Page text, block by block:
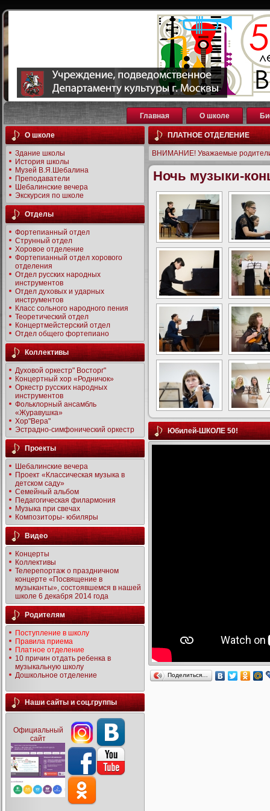
Главная О школе
О школе
Здание школы
История школы
Музей В.Я.Шебалина
Преподаватели
Шебалинские вечера
Экскурсия по школе
Отделы
Фортепианный отдел
Струнный отдел
Хоровое отделение
Фортепианный отдел хорового
отделения
Отдел русских народных
инструментов
Отдел духовых и ударных
инструментов
Класс сольного народного пения
Теоретический отдел
Концертмейстерский отдел
Отдел общего фортепиано
Коллективы
Духовой оркестр" Восторг"
Концертный хор «Родничок»
Оркестр русских народных
инструментов
Фольклорный ансамбль
«Журавушка»
Хор"Вера"
Эстрадно-симфонический оркестр
Проекты
Шебалинские вечера
Проект «Классическая музыка в
детском саду»
Семейный альбом
Педагогическая филармония
Музыка при свечах
Композиторы- юбиляры
Видео
Концерты
Коллективы
Телерепортаж о праздничном
концерте «Посвящение в
музыканты», состоявшемся в нашей
школе 6 декабря 2014 года
Родителям
Поступление в школу
Правила приема
Платное отделение
10 причин отдать ребенка в
музыкальную школу
Дошкольное отделение
Наши сайты и соц.группы
Официальный
сайт
ПЛАТНОЕ ОТДЕЛЕНИЕ
ВНИМАНИЕ! Уважаемые
Ночь музыки-
Юбилей-ШКОЛЕ 50!
Поделиться…